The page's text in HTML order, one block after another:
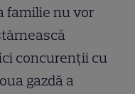
familie nu vor
concurenții cu
gazdă a